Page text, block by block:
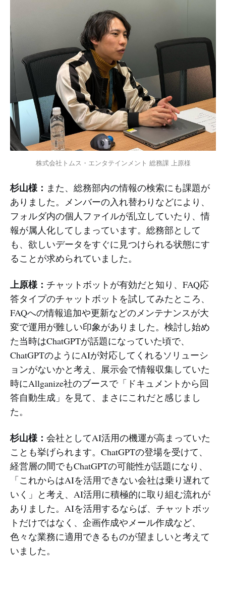
株式会社トムス・エンタテインメント 総務課 上原様
杉山様： また、総務部内の情報の検索にも課題が
ありました。メンバーの入れ替わりなどにより、
フォルダ内の個人ファイルが乱立していたり、情
報が属人化してしまっています。総務部として
も、欲しいデータをすぐに見つけられる状態にす
ることが求められていました。
上原様： チャットボットが有効だと知り、FAQ応
答タイプのチャットボットを試してみたところ、
FAQへの情報追加や更新などのメンテナンスが大
変で運用が難しい印象がありました。検討し始め
た当時はChatGPTが話題になっていた頃で、
ChatGPTのようにAIが対応してくれるソリューシ
ョンがないかと考え、展示会で情報収集していた
時にAllganize社のブースで「ドキュメントから回
答自動生成」を見て、まさにこれだと感じまし
た。
杉山様： 会社としてAI活用の機運が高まっていた
ことも挙げられます。ChatGPTの登場を受けて、
経営層の間でもChatGPTの可能性が話題になり、
「これからはAIを活用できない会社は乗り遅れて
いく」と考え、AI活用に積極的に取り組む流れが
ありました。AIを活用するならば、チャットボッ
トだけではなく、企画作成やメール作成など、
色々な業務に適用できるものが望ましいと考えて
いました。